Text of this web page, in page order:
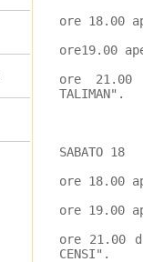
ore 18.00
ore19.00
ore
TALIMAN".
SABATO 18
ore 18.00
ore 19.00
ore 21.00
CENSI".